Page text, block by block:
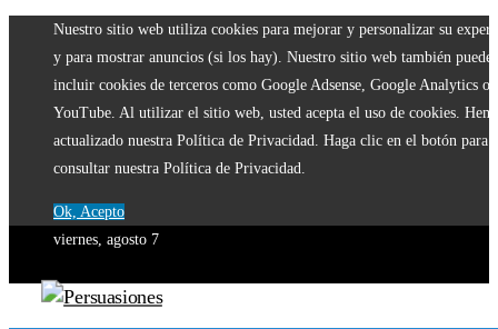
Nuestro sitio web utiliza cookies para mejorar y personalizar su
y para mostrar anuncios (si los hay). Nuestro sitio web también puede
incluir cookies de terceros como Google Adsense, Google Analytics o
YouTube. Al utilizar el sitio web, usted acepta el uso de cookies.
actualizado nuestra Política de Privacidad. Haga clic en el botón para
consultar nuestra Política de Privacidad.
Ok, Acepto
viernes, agosto 7